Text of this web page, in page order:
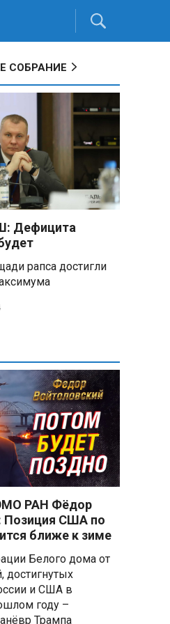
СОБРАНИЕ
Дефицита
рапса достигли
РАН Фёдор
Позиция США по
ближе к зиме
Белого дома от
достигнутых
и США в
году –
Трампа